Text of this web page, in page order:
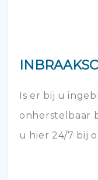
Is er bij u
onherstelbaar
u hier 24/7 bij